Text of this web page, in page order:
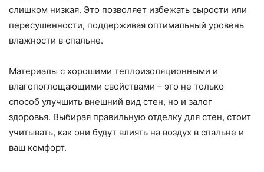
слишком низкая. Это позволяет избежать сырости или
пересушенности, поддерживая оптимальный уровень
влажности в спальне.
Материалы с хорошими теплоизоляционными и
влагопоглощающими свойствами – это не только
способ улучшить внешний вид стен, но и залог
здоровья. Выбирая правильную отделку для стен, стоит
учитывать, как они будут влиять на воздух в спальне и
ваш комфорт.